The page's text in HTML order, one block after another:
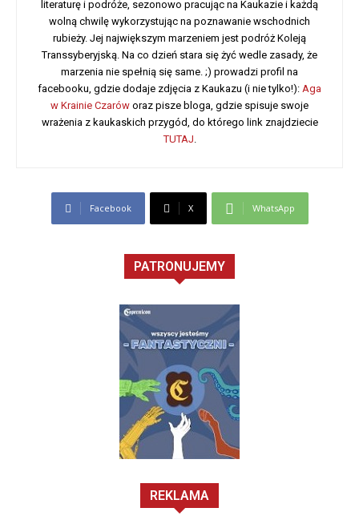
literaturę i podróże, sezonowo pracując na Kaukazie i każdą
wolną chwilę wykorzystując na poznawanie wschodnich
rubieży. Jej największym marzeniem jest podróż Koleją
Transsyberyjską. Na co dzień stara się żyć wedle zasady, że
marzenia nie spełnią się same. ;) prowadzi profil na
facebooku, gdzie dodaje zdjęcia z Kaukazu (i nie tylko!): Aga
w Krainie Czarów oraz pisze bloga, gdzie spisuje swoje
wrażenia z kaukaskich przygód, do którego link znajdziecie
TUTAJ.
Facebook X WhatsApp
PATRONUJEMY
REKLAMA